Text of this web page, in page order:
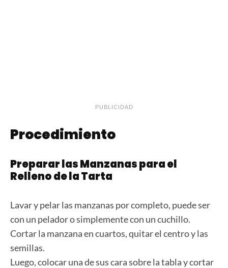
PUBLICIDAD
Procedimiento
Preparar las Manzanas para el
Relleno de la Tarta
Lavar y pelar las manzanas por completo, puede ser
con un pelador o simplemente con un cuchillo.
Cortar la manzana en cuartos, quitar el centro y las
semillas.
Luego, colocar una de sus cara sobre la tabla y cortar